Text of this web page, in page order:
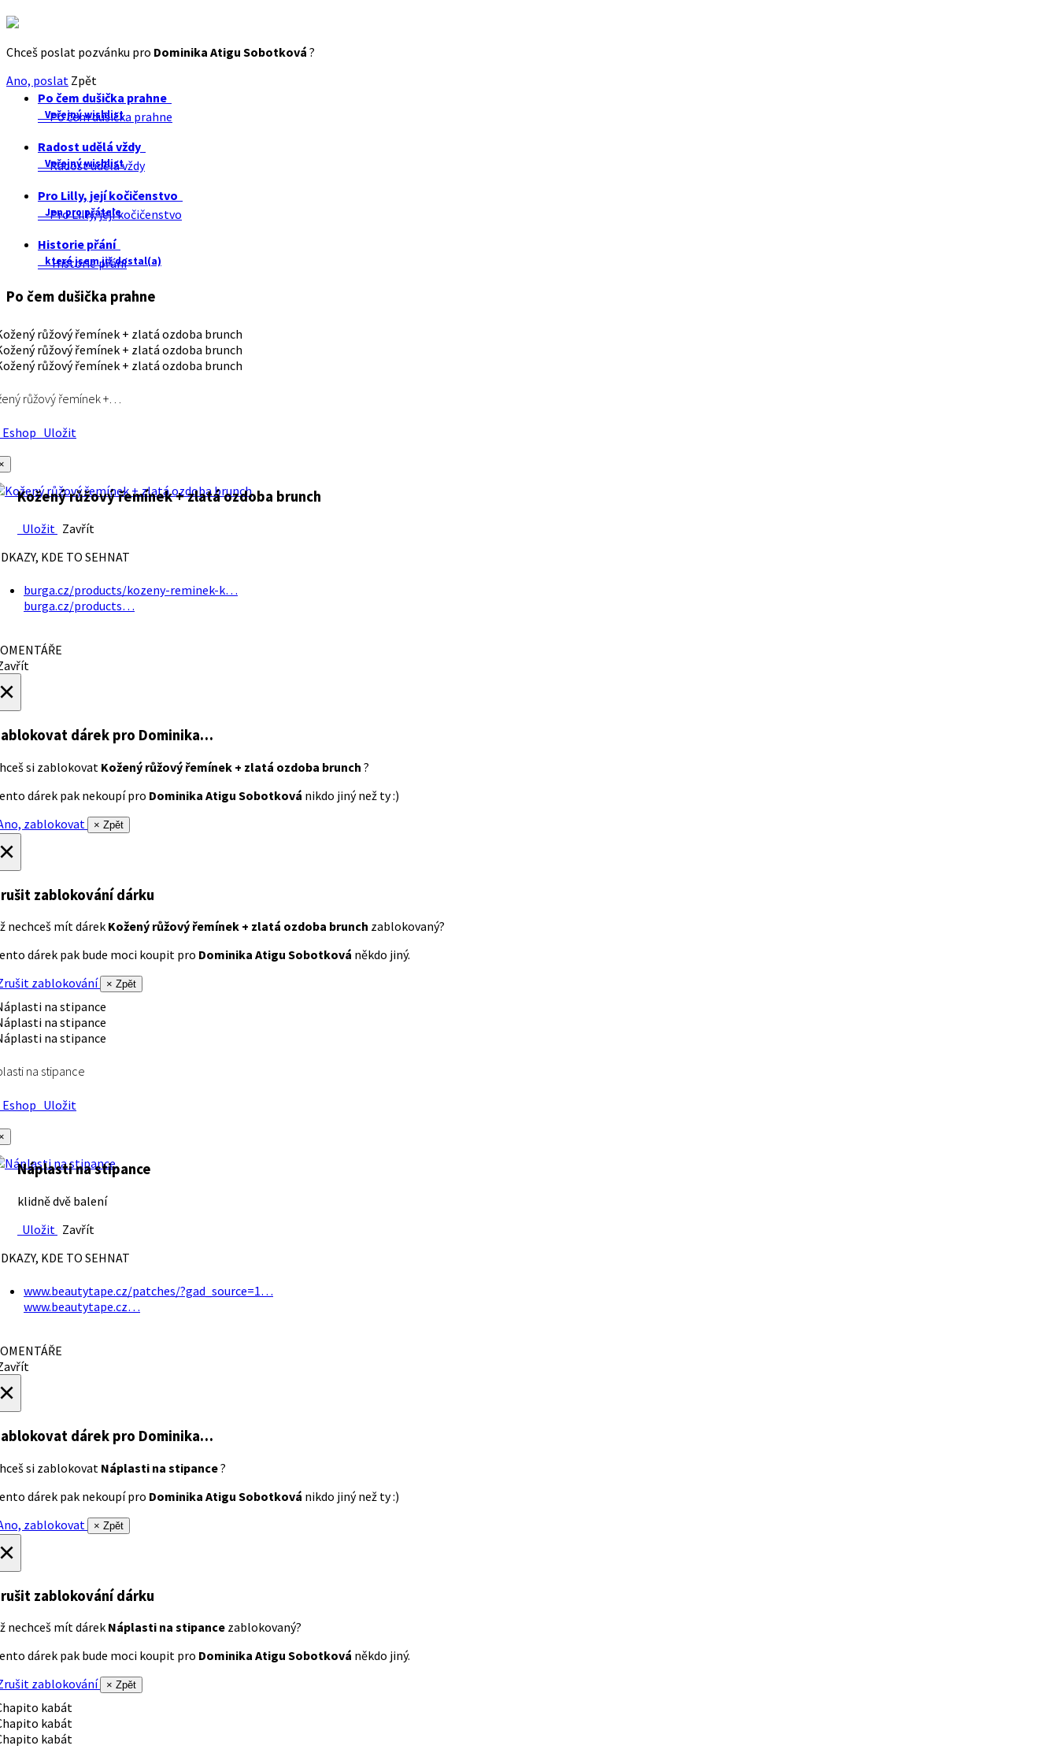
Chceš poslat pozvánku pro Dominika Atigu Sobotková ?
Ano, poslat Zpět
Po čem dušička prahne
Veřejný wishlist
Po čem dušička prahne
Radost udělá vždy
Veřejný wishlist
Radost udělá vždy
Pro Lilly, její kočičenstvo
Jen pro přátele
Pro Lilly, její kočičenstvo
Historie přání
které jsem již dostal(a)
Historie přání
Po čem dušička prahne
růžový řemínek +…
Uložit
Kožený růžový řemínek + zlatá ozdoba brunch
Uložit Zavřít
KDE TO SEHNAT
burga.cz/products/kozeny-reminek-k…
burga.cz/products…
dárek pro Dominika…
si zablokovat Kožený růžový řemínek + zlatá ozdoba brunch ?
dárek pak nekoupí pro Dominika Atigu Sobotková nikdo jiný než ty :)
zablokovat
× Zpět
zablokování dárku
nechceš mít dárek Kožený růžový řemínek + zlatá ozdoba brunch zablokovaný?
dárek pak bude moci koupit pro Dominika Atigu Sobotková někdo jiný.
zablokování
× Zpět
na stipance
Uložit
Náplasti na stipance
klidně dvě balení
Uložit Zavřít
KDE TO SEHNAT
www.beautytape.cz/patches/?gad_source=1…
www.beautytape.cz…
dárek pro Dominika…
si zablokovat Náplasti na stipance?
dárek pak nekoupí pro Dominika Atigu Sobotková nikdo jiný než ty :)
zablokovat
× Zpět
zablokování dárku
nechceš mít dárek Náplasti na stipance zablokovaný?
dárek pak bude moci koupit pro Dominika Atigu Sobotková někdo jiný.
zablokování
× Zpět